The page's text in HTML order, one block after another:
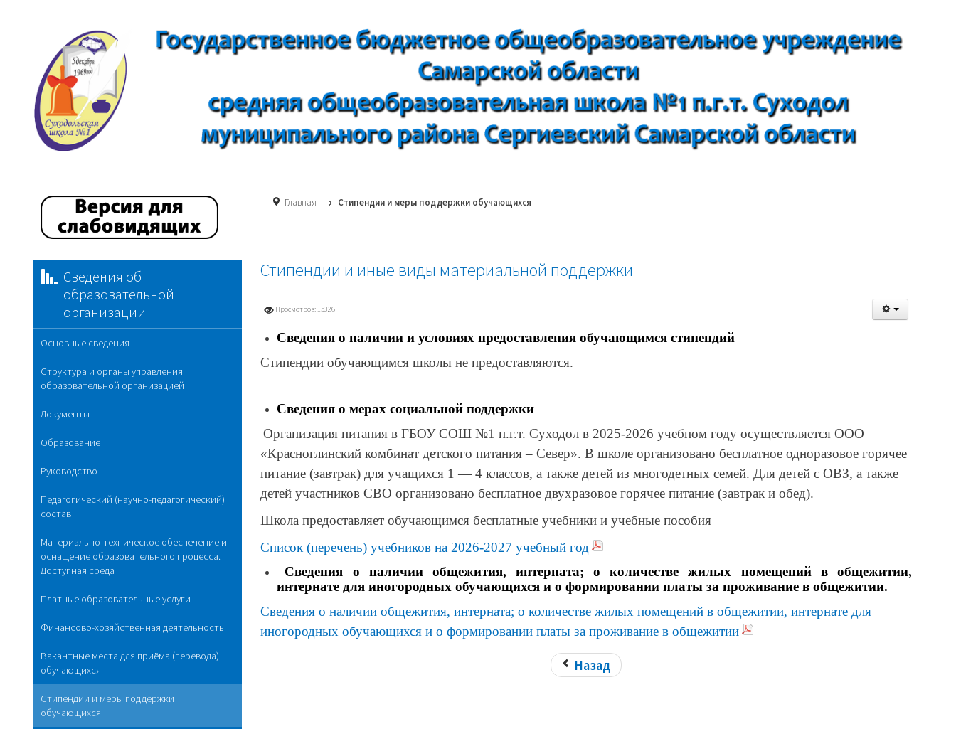
Главная Стипендии и меры поддержки обучающихся
Стипендии и иные виды материальной поддержки
Просмотров: 15326
Сведения о наличии и условиях предоставления обучающимся стипендий
Стипендии обучающимся школы не предоставляются.
Сведения о мерах социальной поддержки
Организация питания в ГБОУ СОШ №1 п.г.т. Суходол в 2025-2026 учебном году осуществляется ООО
«Красноглинский комбинат детского питания – Север». В школе организовано бесплатное одноразовое горячее
питание (завтрак) для учащихся 1 — 4 классов, а также детей из многодетных семей. Для детей с ОВЗ, а также
детей участников СВО организовано бесплатное двухразовое горячее питание (завтрак и обед).
Школа предоставляет обучающимся бесплатные учебники и учебные пособия
Список (перечень) учебников на 2026-2027 учебный год
Сведения о наличии общежития, интерната; о количестве жилых помещений в общежитии,
интернате для иногородных обучающихся и о формировании платы за проживание в общежитии.
Сведения о наличии общежития, интерната; о количестве жилых помещений в общежитии, интернате для
иногородных обучающихся и о формировании платы за проживание в общежитии
Назад
Сведения об
образовательной
организации
Основные сведения
Структура и органы управления
образовательной организацией
Документы
Образование
Руководство
Педагогический (научно-педагогический)
состав
Материально-техническое обеспечение и
оснащение образовательного процесса.
Доступная среда
Платные образовательные услуги
Финансово-хозяйственная деятельность
Вакантные места для приёма (перевода)
обучающихся
Стипендии и меры поддержки
обучающихся